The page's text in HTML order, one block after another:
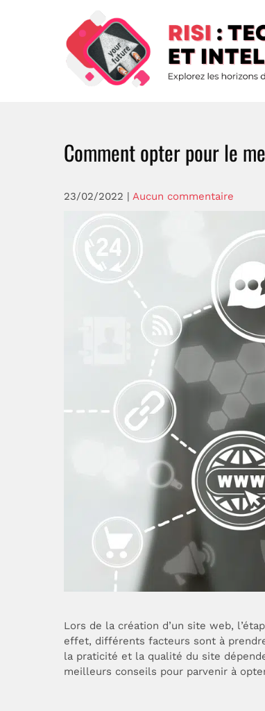
Comment opter pour le
23/02/2022 | Aucun commentaire
Lors de la création d’un site web,
effet, différents facteurs sont à
la praticité et la qualité du site
meilleurs conseils pour parvenir à